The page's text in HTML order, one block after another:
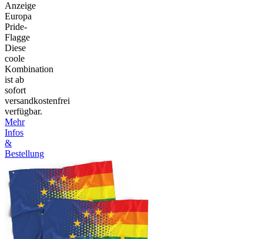
Anzeige
Europa
Pride-
Flagge
Diese
coole
Kombination
ist ab
sofort
versandkostenfrei
verfügbar.
Mehr
Infos
&
Bestellung